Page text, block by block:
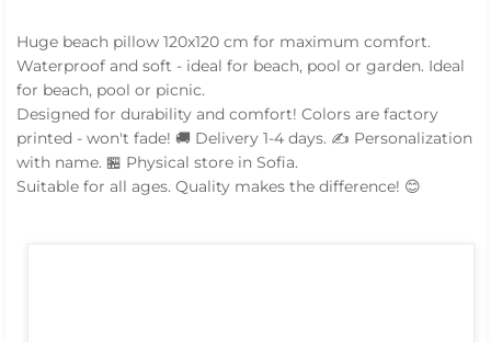
Huge beach pillow 120x120 cm for maximum comfort.
Waterproof and soft - ideal for beach, pool or garden. Ideal
for beach, pool or picnic.
Designed for durability and comfort! Colors are factory
printed - won't fade! 🚚 Delivery 1-4 days. ✍️ Personalization
with name. 🏪 Physical store in Sofia.
Suitable for all ages. Quality makes the difference! 😊